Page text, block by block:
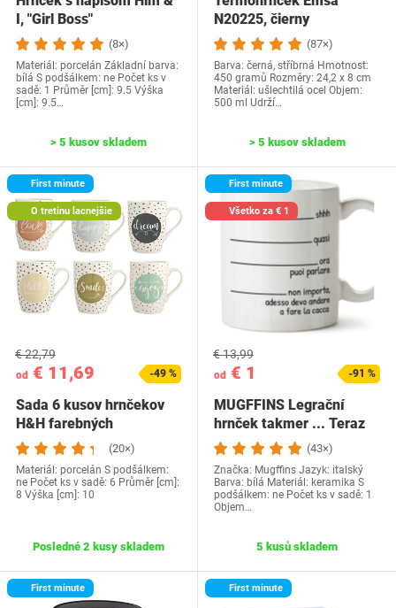
I, "Girl Boss"
(8×)
Materiál: porcelán Základní barva:
bílá S podšálkem: ne Počet ks v
sadě: 1 Průměr [cm]: 9.5 Výška
[cm]: 9.5…
> 5 kusov skladem
N20225, čierny
(87×)
Barva: černá, stříbrná Hmotnost:
450 gramů Rozměry: 24,2 x 8 cm
Materiál: ušlechtilá ocel Objem:
500 ml Udrží…
> 5 kusov skladem
First minute
O tretinu lacnejšie
od € 11,69
€ 22,79
-49 %
Sada 6 kusov hrnčekov
H&H farebných
(20×)
Materiál: porcelán S podšálkem:
ne Počet ks v sadě: 6 Průměr [cm]:
8 Výška [cm]: 10
Posledné 2 kusy skladem
First minute
Všetko za € 1
od € 1
€ 13,99
-91 %
MUGFFINS Legrační
hrnček takmer ... Teraz
sa musím vykakať…
(43×)
Značka: Mugffins Jazyk: italský
Barva: bílá Materiál: keramika S
podšálkem: ne Počet ks v sadě: 1
Objem…
5 kusů skladem
First minute First minute